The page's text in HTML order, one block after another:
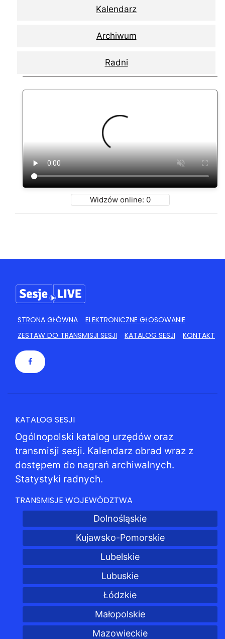
Kalendarz
Archiwum
Radni
Widzów online: 0
STRONA GŁÓWNA
ELEKTRONICZNE GŁOSOWANIE
ZESTAW DO TRANSMISJI SESJI
KATALOG SESJI KONTAKT
KATALOG SESJI
Ogólnopolski katalog urzędów oraz
transmisji sesji. Kalendarz obrad wraz z
dostępem do nagrań archiwalnych.
Statystyki radnych.
TRANSMISJE WOJEWÓDZTWA
Dolnośląskie
Kujawsko-Pomorskie
Lubelskie
Lubuskie
Łódzkie
Małopolskie
Mazowieckie